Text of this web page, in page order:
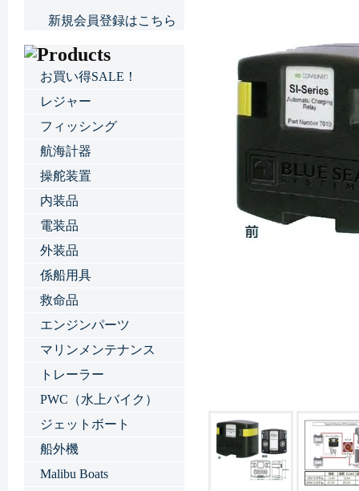
新規会員登録はこちら
お買い得SALE！
レジャー
フィッシング
航海計器
操舵装置
内装品
電装品
外装品
係船用具
救命品
エンジンパーツ
マリンメンテナンス
トレーラー
PWC（水上バイク）
ジェットボート
船外機
Malibu Boats